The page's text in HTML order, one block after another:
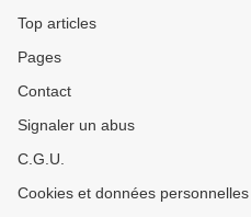
Top articles
Pages
Contact
Signaler un abus
C.G.U.
Cookies et données personnelles